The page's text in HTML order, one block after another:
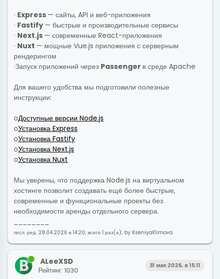
· Express — сайты, API и веб-приложения
· Fastify — быстрые и производительные сервисы
· Next.js — современные React-приложения
· Nuxt — мощные Vue.js приложения с серверным
рендерингом
·Запуск приложений через Passenger в среде Apache
Для вашего удобства мы подготовили полезные
инструкции:
oДоступные версии Node.js
oУстановка Express
oУстановка Fastify
oУстановка Next.js
oУстановка Nuxt
Мы уверены, что поддержка Node.js на виртуальном
хостинге позволит создавать ещё более быстрые,
современные и функциональные проекты без
необходимости аренды отдельного сервера.
посл. ред. 28.04.2026 в 14:20; всего 1 раз(а); by KseniyaKlimova
ALeeXSD 31 мая 2026, в 15:11
Рейтинг: 1030